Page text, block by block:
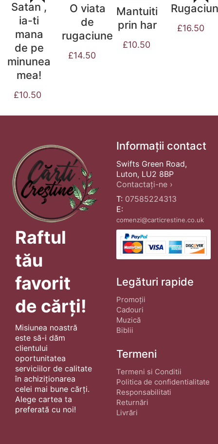
Satan ,
ia-ti
mana
de pe
minunea
mea!
£10.50
O viata
de
rugaciune
£14.50
Mantuiti
prin har
£10.50
£16.50
Raftul
tău
favorit
de cărți!
Misiunea noastră
este să-i dăm
clientului
oportunitatea
serviciilor de calitate
în achiziționarea
celei mai bune cărți.
Alege cartea ta
preferată cu noi!
Informații contact
Swifts Green Road,
Luton, LU2 8BP
Contactați-ne ›
T: 07585224313
E:
comenzi@carticrestine.co.uk
Legături rapide
Promoții
Cadouri
Muzică
Biblii
Termeni
Termeni si Conditii
Politica de confidentialitate
Responsabilitati
Returnări
Livrări